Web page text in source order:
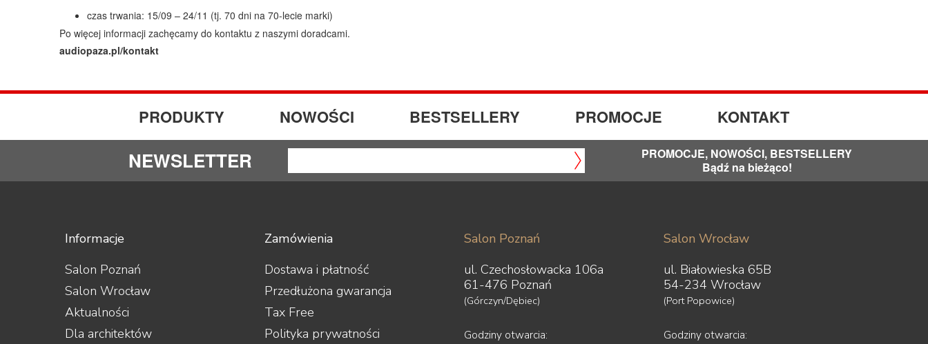
czas trwania: 15/09 – 24/11 (tj. 70 dni na 70-lecie marki)
Po więcej informacji zachęcamy do kontaktu z naszymi doradcami.
audiopaza.pl/kontakt
PRODUKTY NOWOŚCI BESTSELLERY PROMOCJE KONTAKT
NEWSLETTER
PROMOCJE, NOWOŚCI, BESTSELLERY
Bądź na bieżąco!
Informacje
Salon Poznań
Salon Wrocław
Aktualności
Dla architektów
Zamówienia
Dostawa i płatność
Przedłużona gwarancja
Tax Free
Polityka prywatności
Salon Poznań
ul. Czechosłowacka 106a
61-476 Poznań
(Górczyn/Dębiec)
Godziny otwarcia:
Salon Wrocław
ul. Białowieska 65B
54-234 Wrocław
(Port Popowice)
Godziny otwarcia: